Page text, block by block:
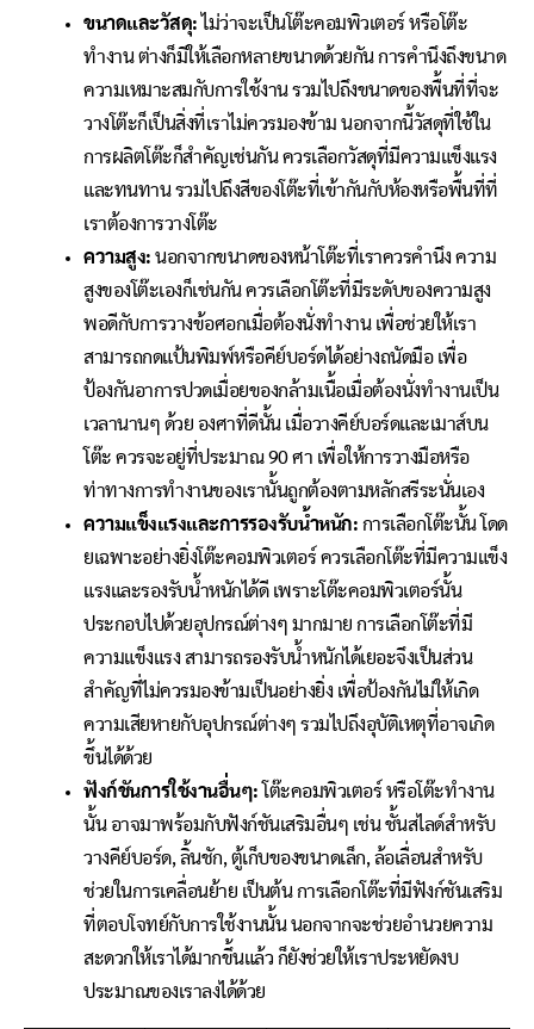
ขนาดและวัสดุ: ไม่ว่าจะเป็นโต๊ะคอมพิวเตอร์ หรือโต๊ะ
ทำงาน ต่างก็มีให้เลือกหลายขนาดด้วยกัน การคำนึงถึงขนาด
ความเหมาะสมกับการใช้งาน รวมไปถึงขนาดของพื้นที่ที่จะ
วางโต๊ะก็เป็นสิ่งที่เราไม่ควรมองข้าม นอกจากนี้วัสดุที่ใช้ใน
การผลิตโต๊ะก็สำคัญเช่นกัน ควรเลือกวัสดุที่มีความแข็งแรง
และทนทาน รวมไปถึงสีของโต๊ะที่เข้ากันกับห้องหรือพื้นที่ที่
เราต้องการวางโต๊ะ
ความสูง: นอกจากขนาดของหน้าโต๊ะที่เราควรคำนึง ความ
สูงของโต๊ะเองก็เช่นกัน ควรเลือกโต๊ะที่มีระดับของความสูง
พอดีกับการวางข้อศอกเมื่อต้องนั่งทำงาน เพื่อช่วยให้เรา
สามารถกดแป้นพิมพ์หรือคีย์บอร์ดได้อย่างถนัดมือ เพื่อ
ป้องกันอาการปวดเมื่อยของกล้ามเนื้อเมื่อต้องนั่งทำงานเป็น
เวลานานๆ ด้วย องศาที่ดีนั้น เมื่อวางคีย์บอร์ดและเมาส์บน
โต๊ะ ควรจะอยู่ที่ประมาณ 90 ศา เพื่อให้การวางมือหรือ
ท่าทางการทำงานของเรานั้นถูกต้องตามหลักสรีระนั่นเอง
ความแข็งแรงและการรองรับน้ำหนัก: การเลือกโต๊ะนั้น โดด
ยเฉพาะอย่างยิ่งโต๊ะคอมพิวเตอร์ ควรเลือกโต๊ะที่มีความแข็ง
แรงและรองรับน้ำหนักได้ดี เพราะโต๊ะคอมพิวเตอร์นั้น
ประกอบไปด้วยอุปกรณ์ต่างๆ มากมาย การเลือกโต๊ะที่มี
ความแข็งแรง สามารถรองรับน้ำหนักได้เยอะจึงเป็นส่วน
สำคัญที่ไม่ควรมองข้ามเป็นอย่างยิ่ง เพื่อป้องกันไม่ให้เกิด
ความเสียหายกับอุปกรณ์ต่างๆ รวมไปถึงอุบัติเหตุที่อาจเกิด
ขึ้นได้ด้วย
ฟังก์ชันการใช้งานอื่นๆ: โต๊ะคอมพิวเตอร์ หรือโต๊ะทำงาน
นั้น อาจมาพร้อมกับฟังก์ชันเสริมอื่นๆ เช่น ชั้นสไลด์สำหรับ
วางคีย์บอร์ด, ลิ้นชัก, ตู้เก็บของขนาดเล็ก, ล้อเลื่อนสำหรับ
ช่วยในการเคลื่อนย้าย เป็นต้น การเลือกโต๊ะที่มีฟังก์ชันเสริม
ที่ตอบโจทย์กับการใช้งานนั้น นอกจากจะช่วยอำนวยความ
สะดวกให้เราได้มากขึ้นแล้ว ก็ยังช่วยให้เราประหยัดงบ
ประมาณของเราลงได้ด้วย